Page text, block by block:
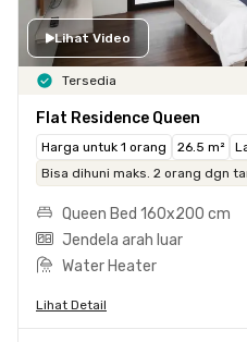
Lihat Video
Tersedia
Flat Residence Queen
Harga untuk 1 orang 26.5 m²
Bisa dihuni maks. 2 orang dgn
Queen Bed 160x200 cm
Jendela arah luar
Water Heater
Lihat Detail